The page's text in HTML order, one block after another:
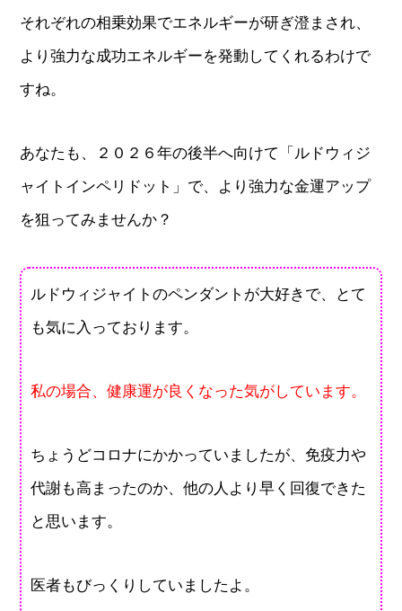
それぞれの相乗効果でエネルギーが研ぎ澄まされ、
より強力な成功エネルギーを発動してくれるわけで
すね。
あなたも、２０２６年の後半へ向けて「ルドウィジ
ャイトインペリドット」で、より強力な金運アップ
を狙ってみませんか？
ルドウィジャイトのペンダントが大好きで、とて
も気に入っております。
私の場合、健康運が良くなった気がしています。
ちょうどコロナにかかっていましたが、免疫力や
代謝も高まったのか、他の人より早く回復できた
と思います。
医者もびっくりしていましたよ。